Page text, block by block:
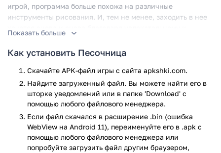
игрой, программа больше похожа на различные
инструменты рисования. И, тем не менее, заходить в нее
Общее описание
Песочница – успокаиваем нервы предлагает своим
пользователям черное полотно для рисования и огромное
количество всевозможных сыпучих и горючих материалов.
Помните те популярные видео 5-летней давности, где
парни и девушки создавали невероятные шедевры песком
на полотне? Хотели попробовать сделать что-то подобное?
Вот ваш шанс!
Показать больше
Как установить Песочница
Скачайте APK-файл игры с сайта apkshki.com.
Найдите загруженный файл. Вы можете найти его в
шторке уведомлений или в папке 'Download' с
помощью любого файлового менеджера.
Если файл скачался в расширение .bin (ошибка
WebView на Android 11), переименуйте его в .apk с
помощью любого файлового менеджера или
попробуйте загрузить файл другим браузером,